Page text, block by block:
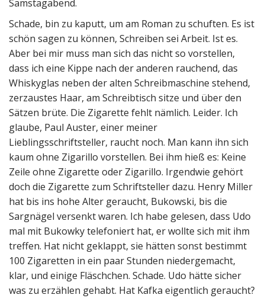
Samstagabend.
Schade, bin zu kaputt, um am Roman zu schuften. Es ist
schön sagen zu können, Schreiben sei Arbeit. Ist es.
Aber bei mir muss man sich das nicht so vorstellen,
dass ich eine Kippe nach der anderen rauchend, das
Whiskyglas neben der alten Schreibmaschine stehend,
zerzaustes Haar, am Schreibtisch sitze und über den
Sätzen brüte. Die Zigarette fehlt nämlich. Leider. Ich
glaube, Paul Auster, einer meiner
Lieblingsschriftsteller, raucht noch. Man kann ihn sich
kaum ohne Zigarillo vorstellen. Bei ihm hieß es: Keine
Zeile ohne Zigarette oder Zigarillo. Irgendwie gehört
doch die Zigarette zum Schriftsteller dazu. Henry Miller
hat bis ins hohe Alter geraucht, Bukowski, bis die
Sargnägel versenkt waren. Ich habe gelesen, dass Udo
mal mit Bukowky telefoniert hat, er wollte sich mit ihm
treffen. Hat nicht geklappt, sie hätten sonst bestimmt
100 Zigaretten in ein paar Stunden niedergemacht,
klar, und einige Fläschchen. Schade. Udo hätte sicher
was zu erzählen gehabt. Hat Kafka eigentlich geraucht?